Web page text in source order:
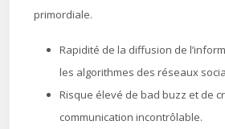
primordiale.
Rapidité de la diffusion de
les algorithmes des réseaux
Risque élevé de bad buzz et de
communication incontrôlable.